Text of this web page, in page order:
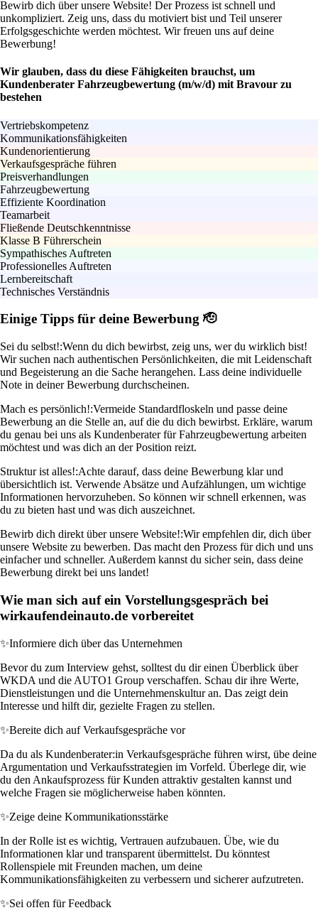
Bewirb dich über unsere Website! Der Prozess ist schnell und
unkompliziert. Zeig uns, dass du motiviert bist und Teil unserer
Erfolgsgeschichte werden möchtest. Wir freuen uns auf deine
Bewerbung!
Wir glauben, dass du diese Fähigkeiten brauchst, um
Kundenberater Fahrzeugbewertung (m/w/d) mit Bravour zu
bestehen
Vertriebskompetenz
Kommunikationsfähigkeiten
Kundenorientierung
Verkaufsgespräche führen
Preisverhandlungen
Fahrzeugbewertung
Effiziente Koordination
Teamarbeit
Fließende Deutschkenntnisse
Klasse B Führerschein
Sympathisches Auftreten
Professionelles Auftreten
Lernbereitschaft
Technisches Verständnis
Einige Tipps für deine Bewerbung 🫡
Sei du selbst!:Wenn du dich bewirbst, zeig uns, wer du wirklich bist!
Wir suchen nach authentischen Persönlichkeiten, die mit Leidenschaft
und Begeisterung an die Sache herangehen. Lass deine individuelle
Note in deiner Bewerbung durchscheinen.
Mach es persönlich!:Vermeide Standardfloskeln und passe deine
Bewerbung an die Stelle an, auf die du dich bewirbst. Erkläre, warum
du genau bei uns als Kundenberater für Fahrzeugbewertung arbeiten
möchtest und was dich an der Position reizt.
Struktur ist alles!:Achte darauf, dass deine Bewerbung klar und
übersichtlich ist. Verwende Absätze und Aufzählungen, um wichtige
Informationen hervorzuheben. So können wir schnell erkennen, was
du zu bieten hast und was dich auszeichnet.
Bewirb dich direkt über unsere Website!:Wir empfehlen dir, dich über
unsere Website zu bewerben. Das macht den Prozess für dich und uns
einfacher und schneller. Außerdem kannst du sicher sein, dass deine
Bewerbung direkt bei uns landet!
Wie man sich auf ein Vorstellungsgespräch bei
wirkaufendeinauto.de vorbereitet
✨Informiere dich über das Unternehmen
Bevor du zum Interview gehst, solltest du dir einen Überblick über
WKDA und die AUTO1 Group verschaffen. Schau dir ihre Werte,
Dienstleistungen und die Unternehmenskultur an. Das zeigt dein
Interesse und hilft dir, gezielte Fragen zu stellen.
✨Bereite dich auf Verkaufsgespräche vor
Da du als Kundenberater:in Verkaufsgespräche führen wirst, übe deine
Argumentation und Verkaufsstrategien im Vorfeld. Überlege dir, wie
du den Ankaufsprozess für Kunden attraktiv gestalten kannst und
welche Fragen sie möglicherweise haben könnten.
✨Zeige deine Kommunikationsstärke
In der Rolle ist es wichtig, Vertrauen aufzubauen. Übe, wie du
Informationen klar und transparent übermittelst. Du könntest
Rollenspiele mit Freunden machen, um deine
Kommunikationsfähigkeiten zu verbessern und sicherer aufzutreten.
✨Sei offen für Feedback